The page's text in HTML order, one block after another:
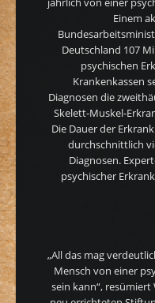
Einem
Deutschland 107
psychischen
Krankenkassen
Diagnosen die
Skelett-Muskel-
Die Dauer der
durchschnittlich
Diagnosen.
psychischer
„All das mag
Mensch von einer
sein kann“,